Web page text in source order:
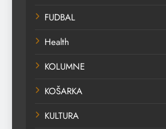
FUDBAL
Health
KOLUMNE
KOŠARKA
KULTURA